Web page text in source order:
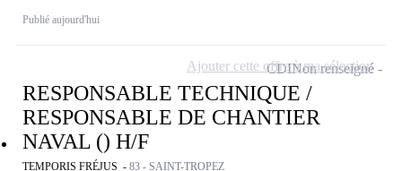
Publié aujourd'hui
RESPONSABLE TECHNIQUE /
RESPONSABLE DE CHANTIER
NAVAL () H/F
TEMPORIS FRÉJUS - 83 - SAINT-TROPEZ
CDINon renseigné
Ajouter cette offre à ma sélection